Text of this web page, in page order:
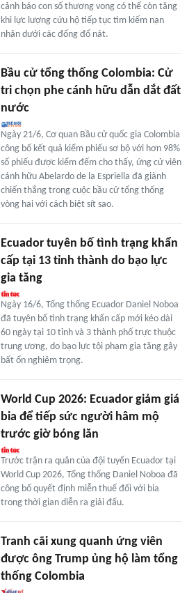
cảnh báo con số thương vong có thể còn tăng
khi lực lượng cứu hộ tiếp tục tìm kiếm nạn
nhân dưới các đống đổ nát.
Bầu cử tổng thống Colombia: Cử
tri chọn phe cánh hữu dẫn dắt đất
nước
Ngày 21/6, Cơ quan Bầu cử quốc gia Colombia
công bố kết quả kiểm phiếu sơ bộ với hơn 98%
số phiếu được kiểm đếm cho thấy, ứng cử viên
cánh hữu Abelardo de la Espriella đã giành
chiến thắng trong cuộc bầu cử tổng thống
vòng hai với cách biệt sít sao.
Ecuador tuyên bố tình trạng khẩn
cấp tại 13 tỉnh thành do bạo lực
gia tăng
Ngày 16/6, Tổng thống Ecuador Daniel Noboa
đã tuyên bố tình trạng khẩn cấp mới kéo dài
60 ngày tại 10 tỉnh và 3 thành phố trực thuộc
trung ương, do bạo lực tội phạm gia tăng gây
bất ổn nghiêm trọng.
World Cup 2026: Ecuador giảm giá
bia để tiếp sức người hâm mộ
trước giờ bóng lăn
Trước trận ra quân của đội tuyển Ecuador tại
World Cup 2026, Tổng thống Daniel Noboa đã
công bố quyết định miễn thuế đối với bia
trong thời gian diễn ra giải đấu.
Tranh cãi xung quanh ứng viên
được ông Trump ủng hộ làm tổng
thống Colombia